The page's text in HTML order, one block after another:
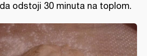
odstoji 30 minuta na toplom.